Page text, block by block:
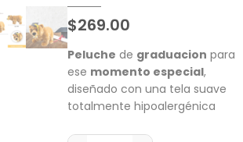
$269.00
Peluche de graduacion para
ese momento especial,
diseñado con una tela suave
totalmente hipoalergénica